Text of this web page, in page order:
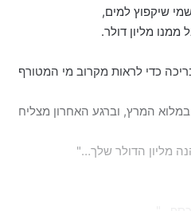
שיקפוץ למים,
ממנו מליון דולר.
כדי לראות מקרוב מי המטורף
המרץ, וברגע האחרון מצליח
מליון הדולר שלך…"